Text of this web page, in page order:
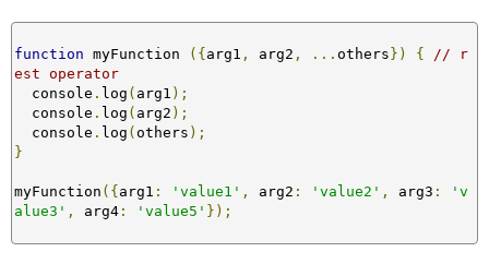
function myFunction ({arg1 , arg2 , ... others}) {
// r
est operator
  console
. log ( arg1 );
  console
. log ( arg2 );
  console
. log ( others );
}
myFunction ({arg1 : 'value1' , arg2 : 'value2' , arg3 :
'v
alue3' , arg4 : 'value5' });